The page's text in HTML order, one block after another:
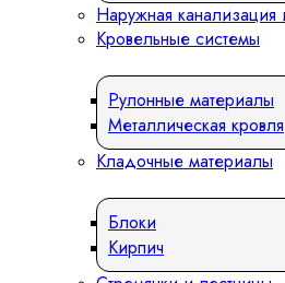
Наружная канализация
Кровельные системы
Рулонные материалы
Металлическая кровля
Кладочные материалы
Блоки
Кирпич